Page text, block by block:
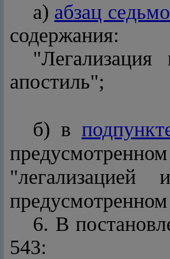
а) абзац
содержания:
апостиль";
б) в
6. В
543: